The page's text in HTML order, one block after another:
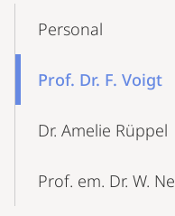
NavigationPersonal
Prof. Dr. F. Voigt
Dr. Amelie Rüppel
Prof. em. Dr. W.